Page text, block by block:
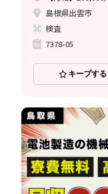
島根県出雲市
検査
7378-05
キープする